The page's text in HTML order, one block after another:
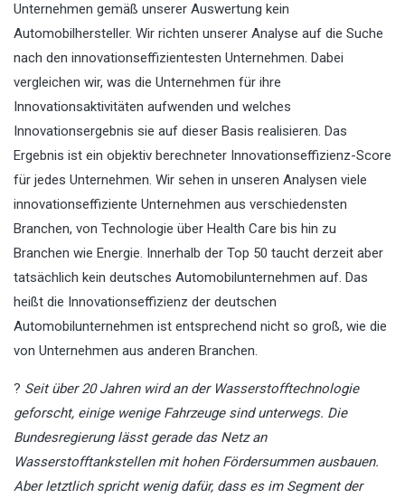
Unternehmen gemäß unserer Auswertung kein
Automobilhersteller. Wir richten unserer Analyse auf die Suche
nach den innovationseffizientesten Unternehmen. Dabei
vergleichen wir, was die Unternehmen für ihre
Innovationsaktivitäten aufwenden und welches
Innovationsergebnis sie auf dieser Basis realisieren. Das
Ergebnis ist ein objektiv berechneter Innovationseffizienz-Score
für jedes Unternehmen. Wir sehen in unseren Analysen viele
innovationseffiziente Unternehmen aus verschiedensten
Branchen, von Technologie über Health Care bis hin zu
Branchen wie Energie. Innerhalb der Top 50 taucht derzeit aber
tatsächlich kein deutsches Automobilunternehmen auf. Das
heißt die Innovationseffizienz der deutschen
Automobilunternehmen ist entsprechend nicht so groß, wie die
von Unternehmen aus anderen Branchen.
? Seit über 20 Jahren wird an der Wasserstofftechnologie
geforscht, einige wenige Fahrzeuge sind unterwegs. Die
Bundesregierung lässt gerade das Netz an
Wasserstofftankstellen mit hohen Fördersummen ausbauen.
Aber letztlich spricht wenig dafür, dass es im Segment der